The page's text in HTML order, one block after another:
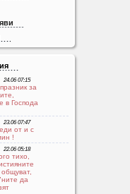
24.06 07:15
за
в Господа
23.06 07:47
от и с
!
22.06 05:18
тихо,
да